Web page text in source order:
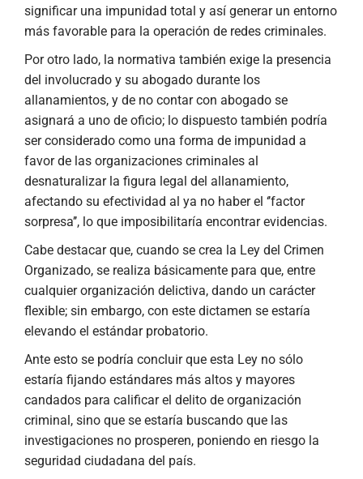
significar una impunidad total y así generar un entorno
más favorable para la operación de redes criminales.
Por otro lado, la normativa también exige la presencia
del involucrado y su abogado durante los
allanamientos, y de no contar con abogado se
asignará a uno de oficio; lo dispuesto también podría
ser considerado como una forma de impunidad a
favor de las organizaciones criminales al
desnaturalizar la figura legal del allanamiento,
afectando su efectividad al ya no haber el ‘’factor
sorpresa’’, lo que imposibilitaría encontrar evidencias.
Cabe destacar que, cuando se crea la Ley del Crimen
Organizado, se realiza básicamente para que, entre
cualquier organización delictiva, dando un carácter
flexible; sin embargo, con este dictamen se estaría
elevando el estándar probatorio.
Ante esto se podría concluir que esta Ley no sólo
estaría fijando estándares más altos y mayores
candados para calificar el delito de organización
criminal, sino que se estaría buscando que las
investigaciones no prosperen, poniendo en riesgo la
seguridad ciudadana del país.